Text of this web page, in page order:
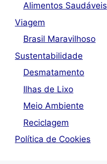
Alimentos Saudáveis
Viagem
Brasil Maravilhoso
Sustentabilidade
Desmatamento
Ilhas de Lixo
Meio Ambiente
Reciclagem
Política de Cookies